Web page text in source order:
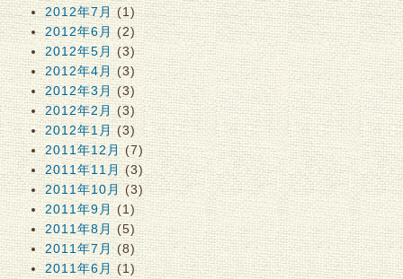
2012年7月(1)
2012年6月 (2)
2012年5月 (3)
2012年4月(3)
2012年3月(3)
2012年2月(3)
2012年1月(3)
2011年12月(7)
2011年11月(3)
2011年10月 (3)
2011年9月(1)
2011年8月 (5)
2011年7月(8)
2011年6月(1)